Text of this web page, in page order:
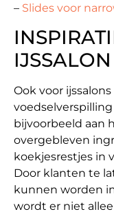
– Slides voor
IJSSALON
Ook voor
bijvoorbeeld aan
overgebleven
koekjesrestjes in
Door klanten te
kunnen worden
wordt er niet